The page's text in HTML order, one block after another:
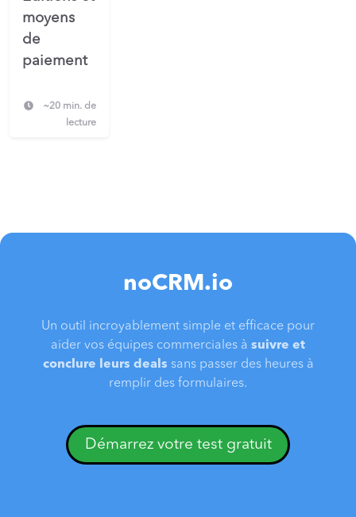
moyens
de
paiement
~20 min. de
lecture
noCRM.io
Un outil incroyablement simple et efficace pour
aider vos équipes commerciales à suivre et
conclure leurs deals sans passer des heures à
remplir des formulaires.
Démarrez votre test gratuit